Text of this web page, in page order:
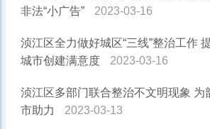
非法“小广告”
2023-03-16
浈江区全力做好城区“三线”整治工作
城市创建满意度
2023-03-16
浈江区多部门联合整治不文明现象 为
市助力
2023-03-13